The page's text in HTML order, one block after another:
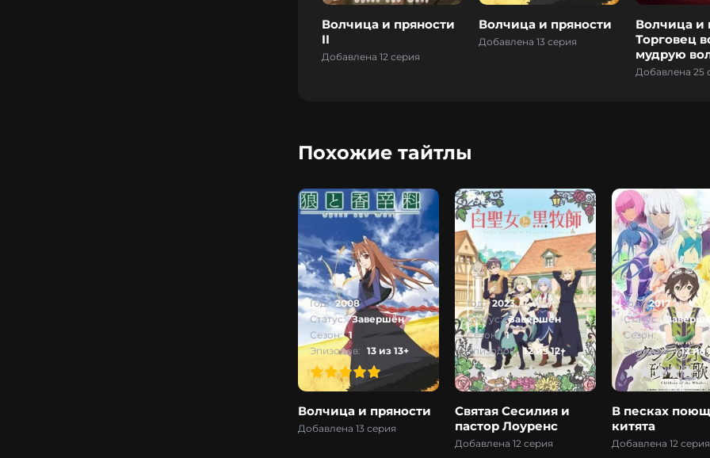
Волчица и пряности
II
Добавлена 12 серия
Волчица и пряности
Добавлена 13 серия
Волчица и
Торговец
мудрую
Добавлена 25
Похожие тайтлы
Год: 2008
Статус: Завершён
Сезон: 1
Эпизодов: 13 из 13+
Волчица и пряности
Добавлена 13 серия
Год: 2023
Статус: Завершён
Сезон: 1
Эпизодов: 12 из 12+
0 1 3
Святая Сесилия и
пастор Лоуренс
Добавлена 12 серия
Год: 2017
Статус:
Сезон: 1
Эпизодов: 12 из
0 1 2 3 4
В песках
китята
Добавлена 12 серия
0 1